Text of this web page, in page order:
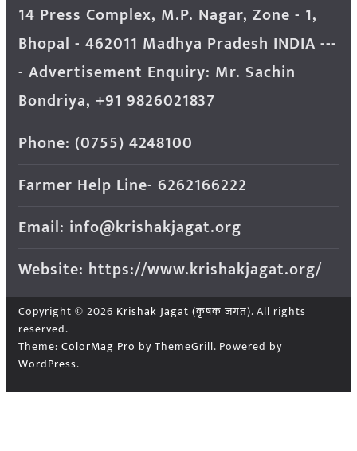
14 Press Complex, M.P. Nagar, Zone - 1,
Bhopal - 462011 Madhya Pradesh INDIA ---
- Advertisement Enquiry: Mr. Sachin
Bondriya, +91 9826021837
Phone: (0755) 4248100
Farmer Help Line- 6262166222
Email: info@krishakjagat.org
Website: https://www.krishakjagat.org/
Copyright © 2026 Krishak Jagat (कृषक जगत). All rights
reserved.
Theme: ColorMag Pro by ThemeGrill. Powered by
WordPress.